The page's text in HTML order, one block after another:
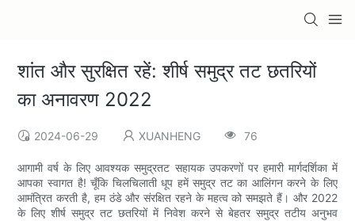
शांत और सुरक्षित रहें: शीर्ष समुद्र तट छतरियों
का अनावरण 2022
2024-06-29 XUANHENG 76
आगामी वर्ष के लिए आवश्यक समुद्रतट सहायक उपकरणों पर हमारी मार्गदर्शिका में
आपका स्वागत है! चूँकि चिलचिलाती धूप हमें समुद्र तट का आलिंगन करने के लिए
आमंत्रित करती है, हम ठंडे और संरक्षित रहने के महत्व को समझते हैं। और 2022
के लिए शीर्ष समुद्र तट छतरियों में निवेश करने से बेहतर समुद्र तटीय अनुभव